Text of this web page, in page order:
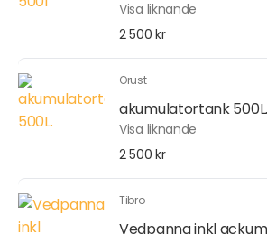
Visa liknande
2 500 kr
Orust
akumulatortank 500L.
Visa liknande
2 500 kr
Tibro
Vedpanna inkl